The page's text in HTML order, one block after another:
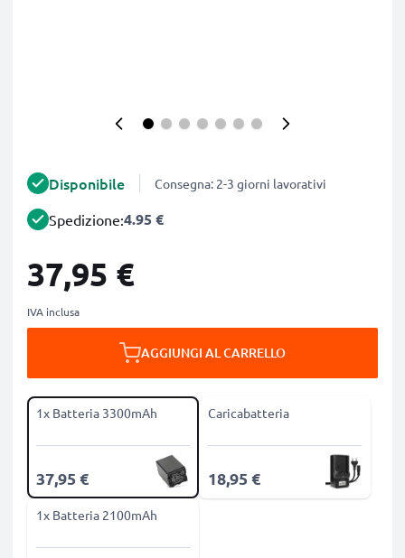
Disponibile Consegna: 2-3 giorni lavorativi
Spedizione:4.95 €
37,95 €
IVA inclusa
AGGIUNGI AL CARRELLO
1x Batteria 3300mAh
37,95 €
Caricabatteria
18,95 €
1x Batteria 2100mAh